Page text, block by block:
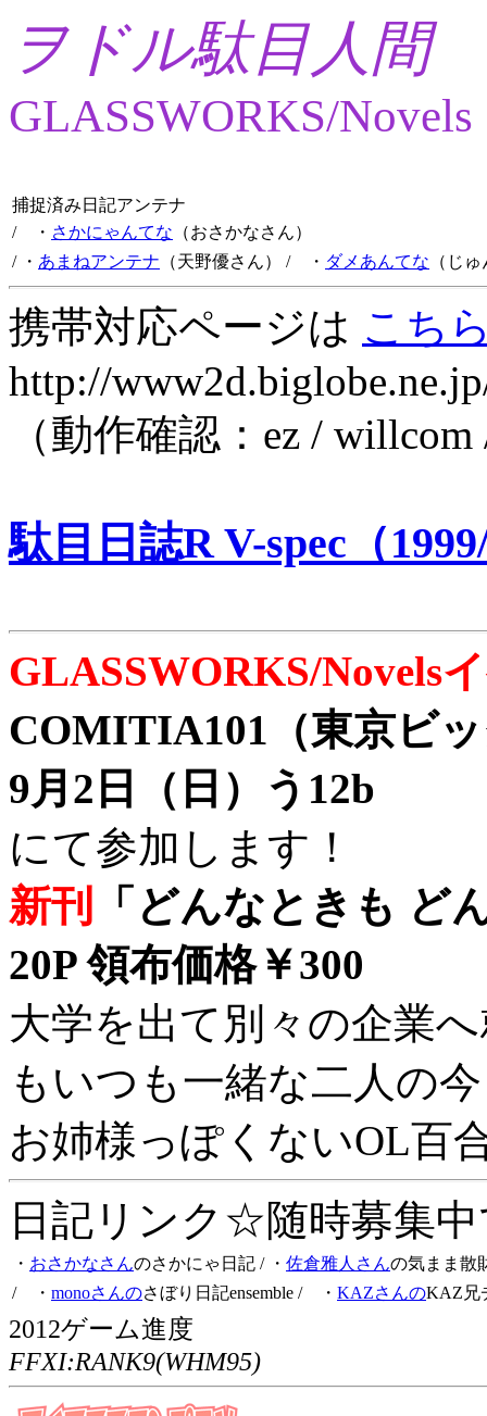
ヲドル駄目人間
GLASSWORKS/Novels
捕捉済み日記アンテナ
/ ・ さかにゃんてな （おさかなさん）
/ ・ あまねアンテナ （天野優さん） / ・ ダメあんてな （じ
携帯対応ページは こち
http://
（動作確認：ez /
駄目日誌R V-spec（
GLASSWORKS/Novels
COMITIA101（東京ビ
9月2日（日）う12b
にて参加します！
新刊
「どんなときも ど
20P 領布価格￥300
大学を出て別々の企業
もいつも一緒な二人の
お姉様っぽくないOL百
日記リンク☆随時募集
・ おさかなさんのさかにゃ日記 / ・ 佐倉雅人さんの気まま散
/ ・ monoさんのさぼり日記ensemble / ・ KAZさんのKAZ兄
2012ゲーム進度
FFXI:RANK9(WHM95)